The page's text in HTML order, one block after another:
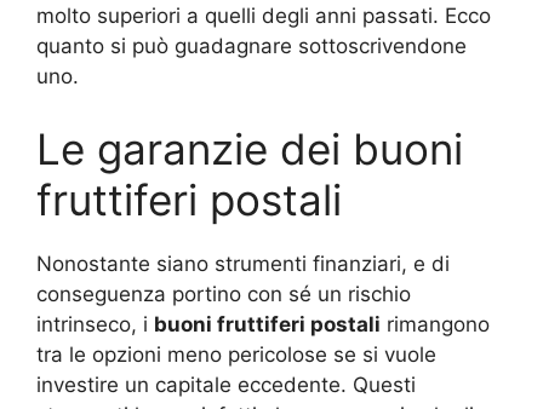
molto superiori a quelli degli anni passati. Ecco
quanto si può guadagnare sottoscrivendone
uno.
Le garanzie dei buoni
fruttiferi postali
Nonostante siano strumenti finanziari, e di
conseguenza portino con sé un rischio
intrinseco, i buoni fruttiferi postali rimangono
tra le opzioni meno pericolose se si vuole
investire un capitale eccedente. Questi